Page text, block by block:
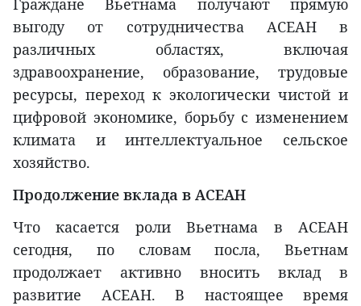
Граждане Вьетнама получают прямую
выгоду от сотрудничества АСЕАН в
различных областях, включая
здравоохранение, образование, трудовые
ресурсы, переход к экологически чистой и
цифровой экономике, борьбу с изменением
климата и интеллектуальное сельское
хозяйство.
Продолжение вклада в АСЕАН
Что касается роли Вьетнама в АСЕАН
сегодня, по словам посла, Вьетнам
продолжает активно вносить вклад в
развитие АСЕАН. В настоящее время